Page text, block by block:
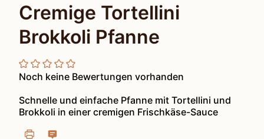
Cremige Tortellini
Brokkoli Pfanne
Noch keine Bewertungen vorhanden
Schnelle und einfache Pfanne mit Tortellini und
Brokkoli in einer cremigen Frischkäse-Sauce